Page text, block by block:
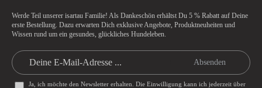
Werde Teil unserer isartau Familie! Als Dankeschön erhältst Du 5 % Rabatt auf Deine
erste Bestellung. Dazu erwarten Dich exklusive Angebote, Produktneuheiten und
Wissen rund um ein gesundes, glückliches Hundeleben.
Absenden
Ja, ich möchte den Newsletter erhalten. Die Einwilligung kann ich jederzeit über